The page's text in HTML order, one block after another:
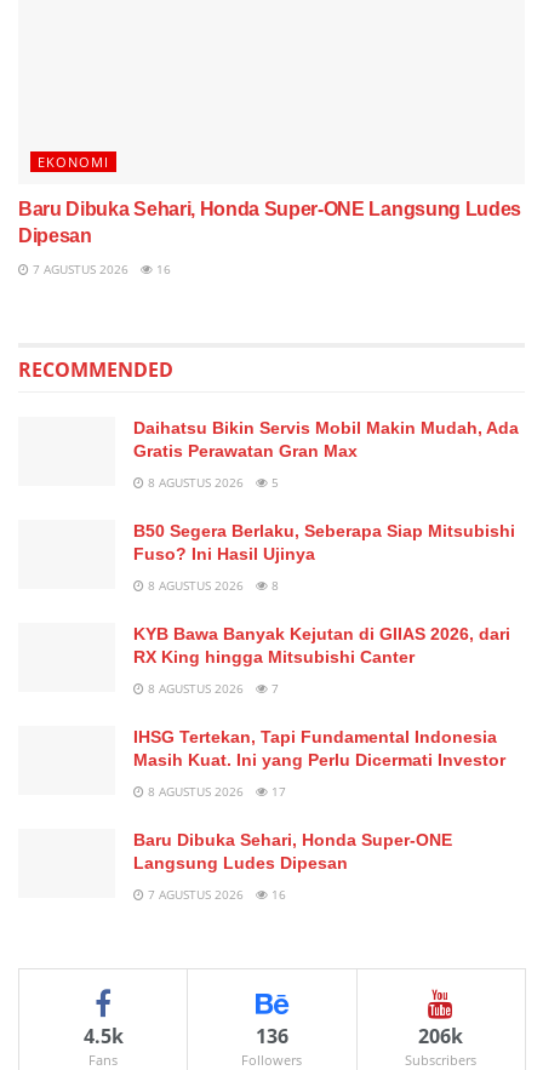
EKONOMI
Baru Dibuka Sehari, Honda Super-ONE Langsung Ludes
Dipesan
7 AGUSTUS 2026 16
RECOMMENDED
Daihatsu Bikin Servis Mobil Makin Mudah, Ada
Gratis Perawatan Gran Max
8 AGUSTUS 2026 5
B50 Segera Berlaku, Seberapa Siap Mitsubishi
Fuso? Ini Hasil Ujinya
8 AGUSTUS 2026 8
KYB Bawa Banyak Kejutan di GIIAS 2026, dari
RX King hingga Mitsubishi Canter
8 AGUSTUS 2026 7
IHSG Tertekan, Tapi Fundamental Indonesia
Masih Kuat. Ini yang Perlu Dicermati Investor
8 AGUSTUS 2026 17
Baru Dibuka Sehari, Honda Super-ONE
Langsung Ludes Dipesan
7 AGUSTUS 2026 16
4.5k
Fans
136
Followers
206k
Subscribers